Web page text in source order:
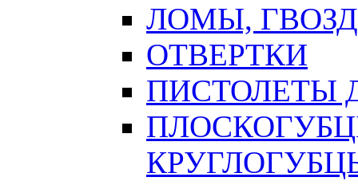
ЛОМЫ,
ОТВЕРТКИ
ПИСТОЛЕТЫ